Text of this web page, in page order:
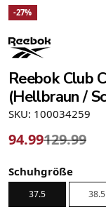
-27%
Reebok Club
(Hellbraun /
SKU: 100034259
94.99129.99
Schuhgröße
37.5 38.5